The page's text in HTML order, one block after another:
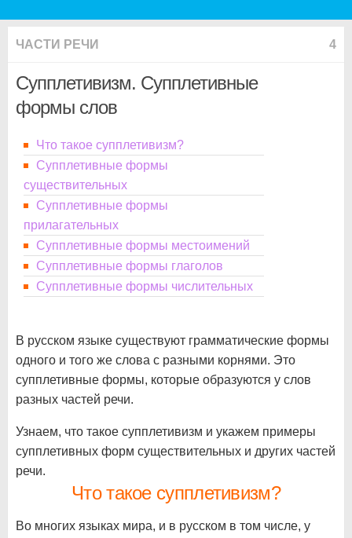
ЧАСТИ РЕЧИ 4
Супплетивизм. Супплетивные
формы слов
Что такое супплетивизм?
Супплетивные формы
существительных
Супплетивные формы
прилагательных
Супплетивные формы местоимений
Супплетивные формы глаголов
Супплетивные формы числительных
В русском языке существуют грамматические формы
одного и того же слова с разными корнями. Это
супплетивные формы, которые образуются у слов
разных частей речи.
Узнаем, что такое супплетивизм и укажем примеры
супплетивных форм существительных и других частей
речи.
Что такое супплетивизм?
Во многих языках мира, и в русском в том числе, у